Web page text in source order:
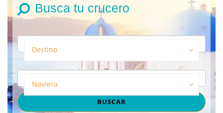
Busca tu crucero
Destino
Naviera